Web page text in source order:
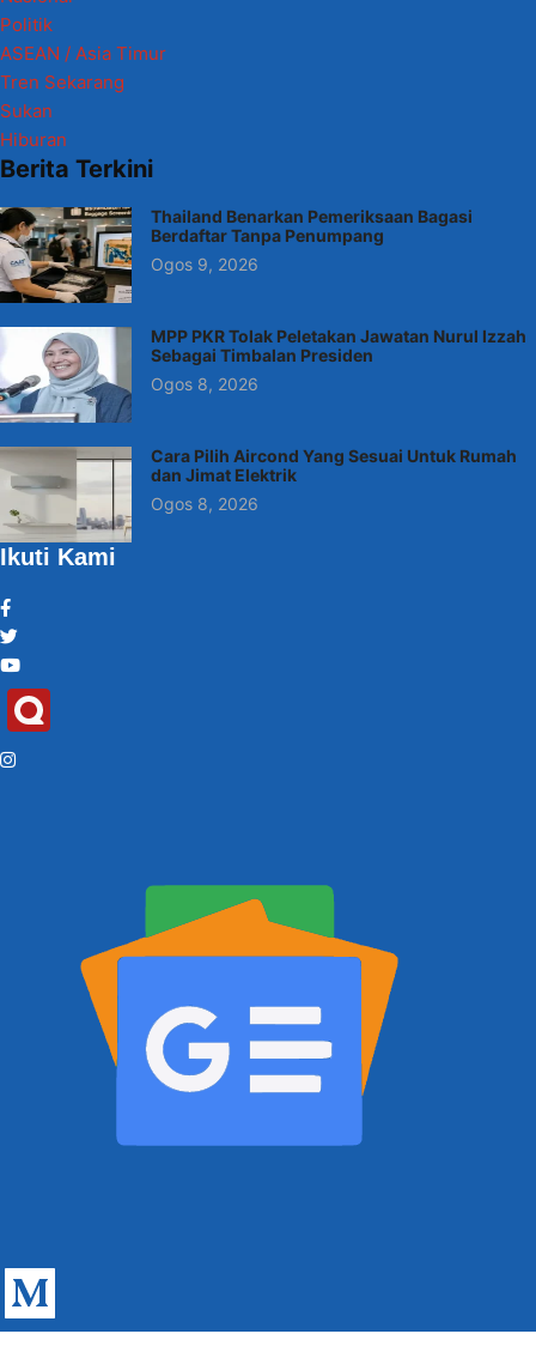
Politik
ASEAN / Asia Timur
Tren Sekarang
Sukan
Hiburan
Berita Terkini
Thailand Benarkan Pemeriksaan Bagasi
Berdaftar Tanpa Penumpang
Ogos 9, 2026
MPP PKR Tolak Peletakan Jawatan Nurul Izzah
Sebagai Timbalan Presiden
Ogos 8, 2026
Cara Pilih Aircond Yang Sesuai Untuk Rumah
dan Jimat Elektrik
Ogos 8, 2026
Ikuti Kami